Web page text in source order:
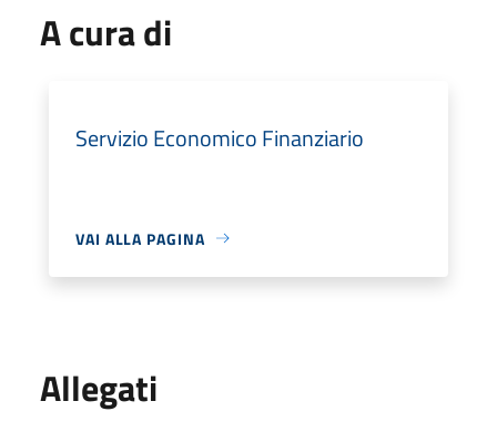
A cura di
Servizio Economico Finanziario
VAI ALLA PAGINA
Allegati